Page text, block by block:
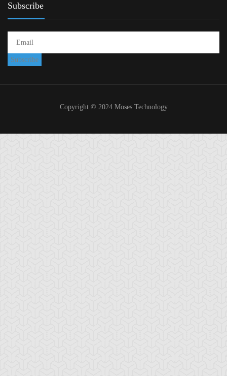
Subscribe
Copyright © 2024 Moses Technology